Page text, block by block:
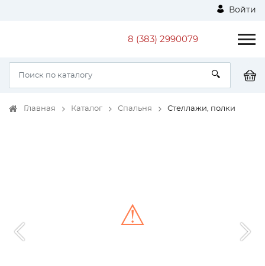
Войти
8 (383) 2990079
Главная Каталог Спальня Стеллажи, полки
⚠